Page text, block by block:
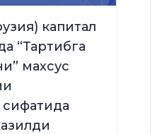
капитал
“Тартибга
махсус